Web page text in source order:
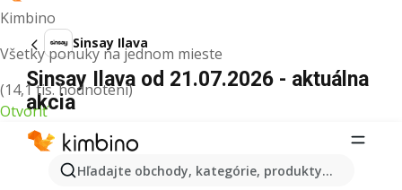
Kimbino
Všetky ponuky na jednom mieste
(14,1 tis. hodnotení)
Otvoriť
Hľadajte obchody, kategórie, produkty...
Sinsay Ilava
Sinsay Ilava od 21.07.2026 - aktuálna
akcia